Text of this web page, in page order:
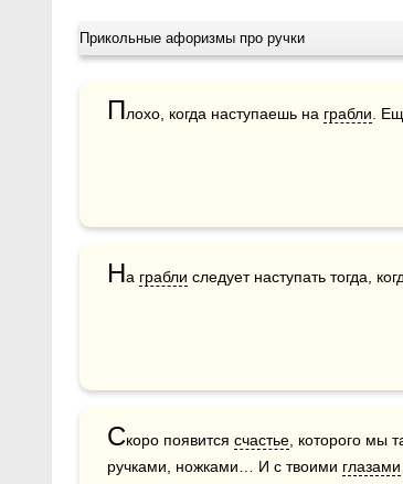
Прикольные афоризмы про ручки
Плохо, когда наступаешь на грабли .
На грабли следует наступать тогда,
Скоро появится счастье , которого мы
ручками, ножками… И с твоими глазами